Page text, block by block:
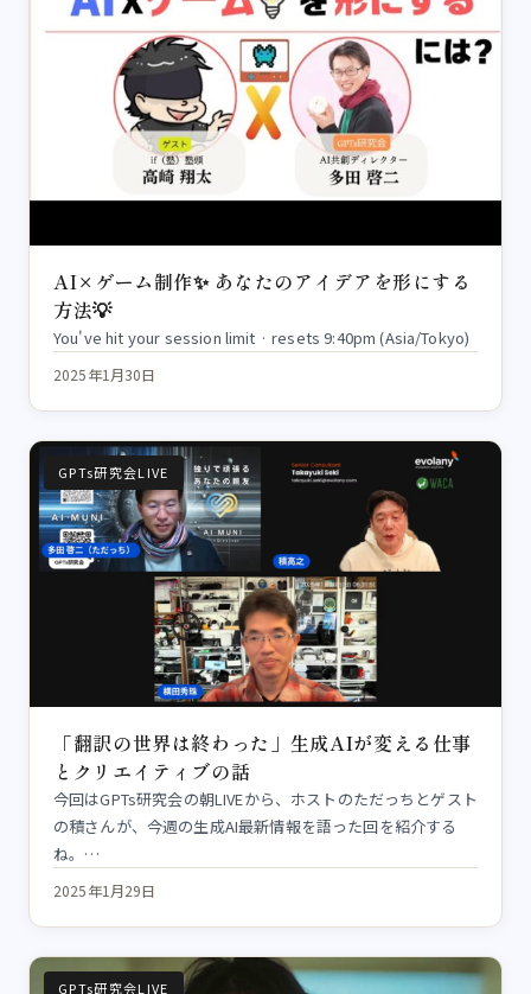
AI×ゲーム制作✨ あなたのアイデアを形にする
方法💡
You've hit your session limit · resets 9:40pm (Asia/Tokyo)
2025年1月30日
GPTs研究会LIVE
「翻訳の世界は終わった」生成AIが変える仕事
とクリエイティブの話
今回はGPTs研究会の朝LIVEから、ホストのただっちとゲスト
の積さんが、今週の生成AI最新情報を語った回を紹介する
ね。…
2025年1月29日
GPTs研究会LIVE